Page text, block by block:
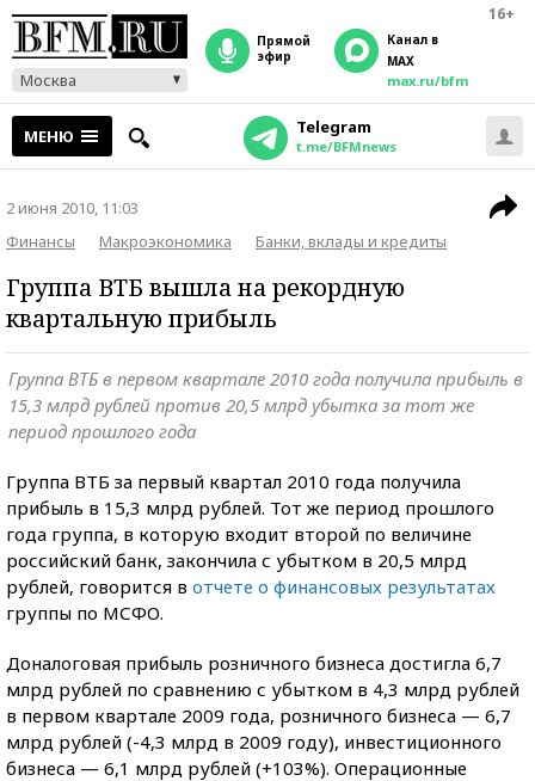
16+
Москва
прямой
эфир
Канал в
MAX
max.ru/bfm
МЕНЮ Telegram
t.me/BFMnews
2 июня 2010, 11:03
Финансы
Макроэкономика Банки, вклады и кредиты
Группа ВТБ вышла на рекордную
квартальную прибыль
Группа ВТБ в первом квартале 2010 года получила прибыль в
15,3 млрд рублей против 20,5 млрд убытка за тот же
период прошлого года
Группа ВТБ за первый квартал 2010 года получила
прибыль в 15,3 млрд рублей. Тот же период прошлого
года группа, в которую входит второй по величине
российский банк, закончила с убытком в 20,5 млрд
рублей, говорится в отчете о финансовых результатах
группы по МСФО.
Доналоговая прибыль розничного бизнеса достигла 6,7
млрд рублей по сравнению с убытком в 4,3 млрд рублей
в первом квартале 2009 года, розничного бизнеса — 6,7
млрд рублей (-4,3 млрд в 2009 году), инвестиционного
бизнеса — 6,1 млрд рублей (+103%). Операционные